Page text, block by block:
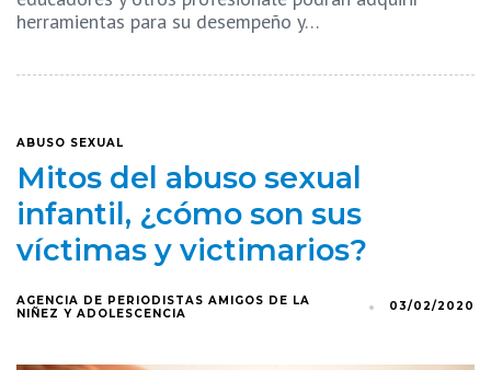
herramientas para su desempeño y…
ABUSO SEXUAL
Mitos del abuso sexual
infantil, ¿cómo son sus
víctimas y victimarios?
AGENCIA DE PERIODISTAS AMIGOS DE LA
NIÑEZ Y ADOLESCENCIA
03/02/2020